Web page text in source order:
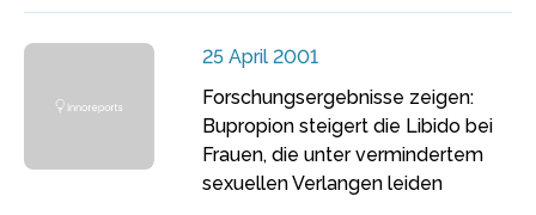
25 April 2001
Forschungsergebnisse zeigen:
Bupropion steigert die Libido bei
Frauen, die unter vermindertem
sexuellen Verlangen leiden